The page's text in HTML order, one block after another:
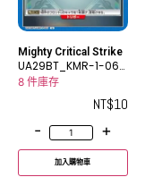
Mighty Critical Strike
UA29BT_KMR-1-067
U
8 件庫存
NT$10
-
+
加入購物車